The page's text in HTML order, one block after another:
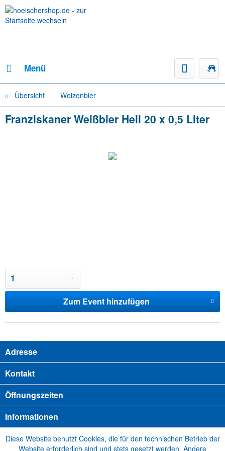
Menü
Übersicht Weizenbier
Franziskaner Weißbier Hell 20 x 0,5 Liter
Zum Event hinzufügen
Adresse
Kontakt
Öffnungszeiten
Informationen
Diese Website benutzt Cookies, die für den technischen Betrieb der
Website erforderlich sind und stets gesetzt werden. Andere